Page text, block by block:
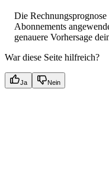
Die
Abonnements
genauere Vorhersage
War diese Seite hilfreich?
Ja Nein